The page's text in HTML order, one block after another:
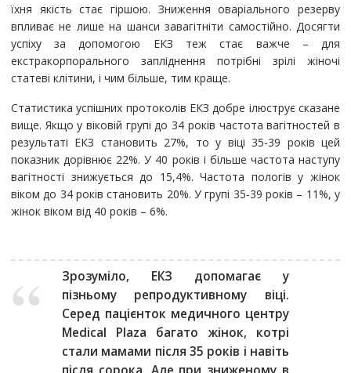
їхня якість стає гіршою. Зниження оваріального резерву
впливає не лише на шанси завагітніти самостійно. Досягти
успіху за допомогою ЕКЗ теж стає важче – для
екстракорпорального запліднення потрібні зрілі жіночі
статеві клітини, і чим більше, тим краще.
Статистика успішних протоколів ЕКЗ добре ілюструє сказане
вище. Якщо у віковій групі до 34 років частота вагітностей в
результаті ЕКЗ становить 27%, то у віці 35-39 років цей
показник дорівнює 22%. У 40 років і більше частота наступу
вагітності знижується до 15,4%. Частота пологів у жінок
віком до 34 років становить 20%. У групі 35-39 років – 11%, у
жінок віком від 40 років – 6%.
Зрозуміло, ЕКЗ допомагає у
пізньому репродуктивному віці.
Серед пацієнток медичного центру
Medical Plaza багато жінок, котрі
стали мамами після 35 років і навіть